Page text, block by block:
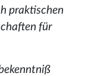
praktischen
für